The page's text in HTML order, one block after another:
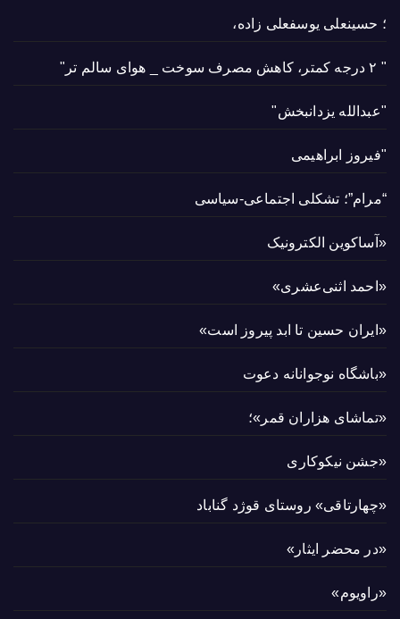
؛ حسینعلی یوسفعلی زاده،
" ۲ درجه کمتر، کاهش مصرف سوخت _ هوای سالم تر"
"عبدالله یزدانبخش"
"فیروز ابراهیمی
“مرام”؛ تشکلی اجتماعی-سیاسی
«آساکوین الکترونیک
«احمد اثنی‌عشری»
«ایران حسین تا ابد پیروز است»
«باشگاه نوجوانانه دعوت
«تماشای هزاران قمر»؛
«جشن نیکوکاری
«چهارتاقی» روستای قوژد گناباد
«در محضر ایثار»
«راویوم»